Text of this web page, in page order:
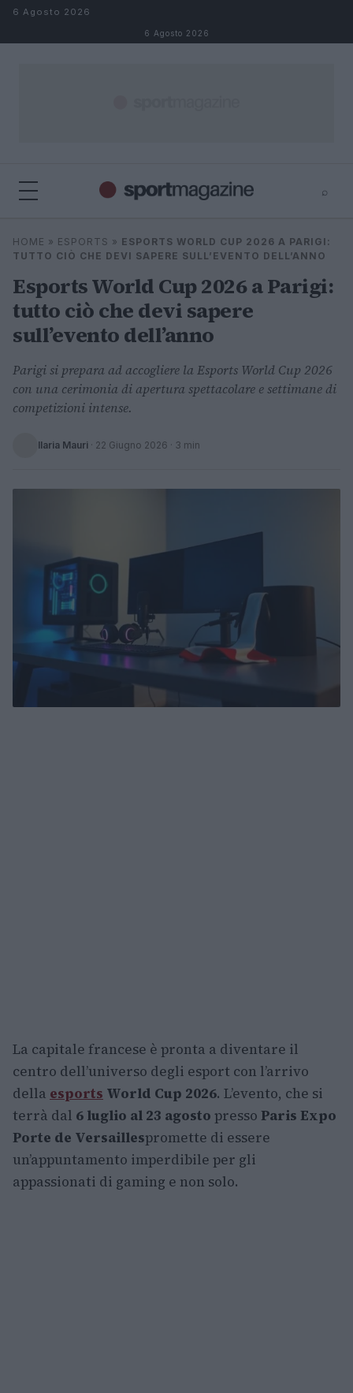
Salta al contenuto
6 Agosto 2026
6 Agosto 2026
⌕
Cerca
⌕ ×
HOME » ESPORTS » ESPORTS WORLD CUP 2026 A PARIGI:
TUTTO CIÒ CHE DEVI SAPERE SULL’EVENTO DELL’ANNO
Esports World Cup 2026 a Parigi:
tutto ciò che devi sapere
sull’evento dell’anno
Parigi si prepara ad accogliere la Esports World Cup 2026
con una cerimonia di apertura spettacolare e settimane di
competizioni intense.
Ilaria Mauri · 22 Giugno 2026 · 3 min
La capitale francese è pronta a diventare il
centro dell’universo degli esport con l’arrivo
della esports World Cup 2026. L’evento, che si
terrà dal 6 luglio al 23 agosto presso Paris Expo
Porte de Versaillespromette di essere
un’appuntamento imperdibile per gli
appassionati di gaming e non solo.